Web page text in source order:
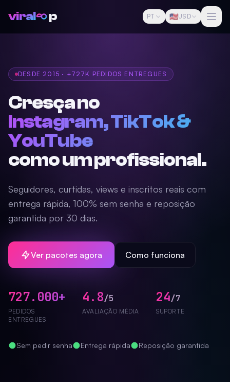
viral p PT 🇺🇸USD
DESDE 2015 · +727K PEDIDOS ENTREGUES
Cresça no
Instagram, TikTok &
YouTube
como um profissional.
Seguidores, curtidas, views e inscritos reais com
entrega rápida, 100% sem senha e reposição
garantida por 30 dias.
Ver pacotes agora Como funciona
727.000+
PEDIDOS
ENTREGUES
4.8/5
AVALIAÇÃO MÉDIA
24/7
SUPORTE
Sem pedir senha Entrega rápida Reposição garantida